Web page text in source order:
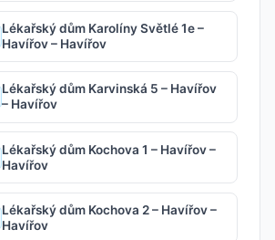
Lékařský dům Karolíny Světlé 1e –
Havířov – Havířov
Lékařský dům Karvinská 5 – Havířov
– Havířov
Lékařský dům Kochova 1 – Havířov –
Havířov
Lékařský dům Kochova 2 – Havířov –
Havířov